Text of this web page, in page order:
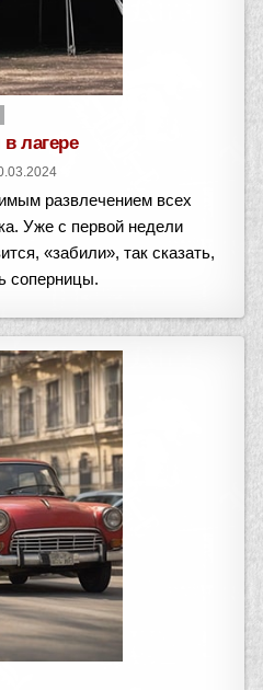
лагере
развлечением всех
Уже с первой недели
«забили», так сказать,
соперницы.